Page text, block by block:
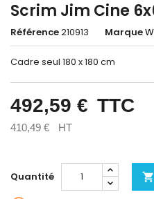
Scrim Jim Cine
Référence210913 Marque
Cadre seul 180 x 180 cm
492,59 € TTC
410,49 € HT
Quantité 